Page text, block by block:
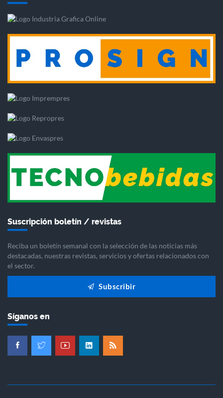
Suscripción boletín / revistas
Reciba un boletín semanal con la selección de las noticias más
destacadas, nuestras revistas, servicios y ofertas relacionados con
el sector.
Subscribir
Síganos en